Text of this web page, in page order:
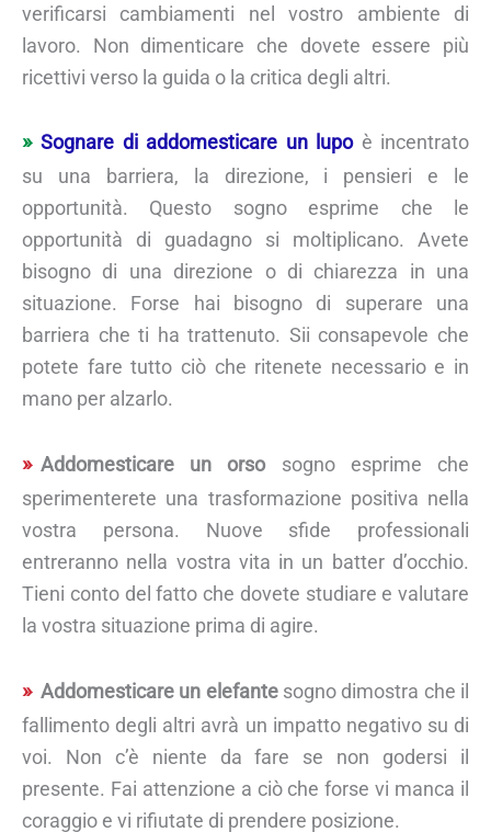
verificarsi cambiamenti nel vostro ambiente di
lavoro. Non dimenticare che dovete essere più
ricettivi verso la guida o la critica degli altri.
Sognare di addomesticare un lupoè incentrato
su una barriera, la direzione, i pensieri e le
opportunità. Questo sogno esprime che le
opportunità di guadagno si moltiplicano. Avete
bisogno di una direzione o di chiarezza in una
situazione. Forse hai bisogno di superare una
barriera che ti ha trattenuto. Sii consapevole che
potete fare tutto ciò che ritenete necessario e in
mano per alzarlo.
Addomesticare un orsosogno esprime che
sperimenterete una trasformazione positiva nella
vostra persona. Nuove sfide professionali
entreranno nella vostra vita in un batter d’occhio.
Tieni conto del fatto che dovete studiare e valutare
la vostra situazione prima di agire.
Addomesticare un elefantesogno dimostra che il
fallimento degli altri avrà un impatto negativo su di
voi. Non c’è niente da fare se non godersi il
presente. Fai attenzione a ciò che forse vi manca il
coraggio e vi rifiutate di prendere posizione.